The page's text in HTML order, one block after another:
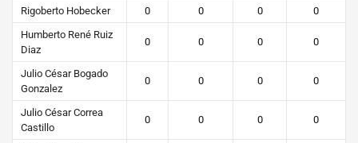
Rigoberto Hobecker
0 0 0
0
Humberto René Ruiz
Diaz
0 0 0 0
Julio César Bogado
Gonzalez
0 0 0 0
Julio César Correa
Castillo
0 0 0 0